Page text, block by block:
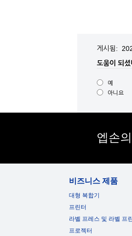
게시됨:
도움이 되
예
아니요
엡손
비즈니스 제품
대형 복합기
프린터
라벨 프레스 및 라벨 프
프로젝터